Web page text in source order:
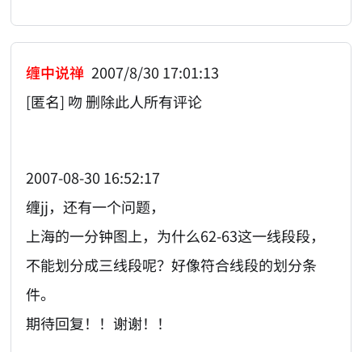
缠中说禅 2007/8/30 17:01:13
[匿名] 吻 删除此人所有评论
2007-08-30 16:52:17
缠jj，还有一个问题，
上海的一分钟图上，为什么62-63这一线段段，
不能划分成三线段呢？好像符合线段的划分条
件。
期待回复！！谢谢！！